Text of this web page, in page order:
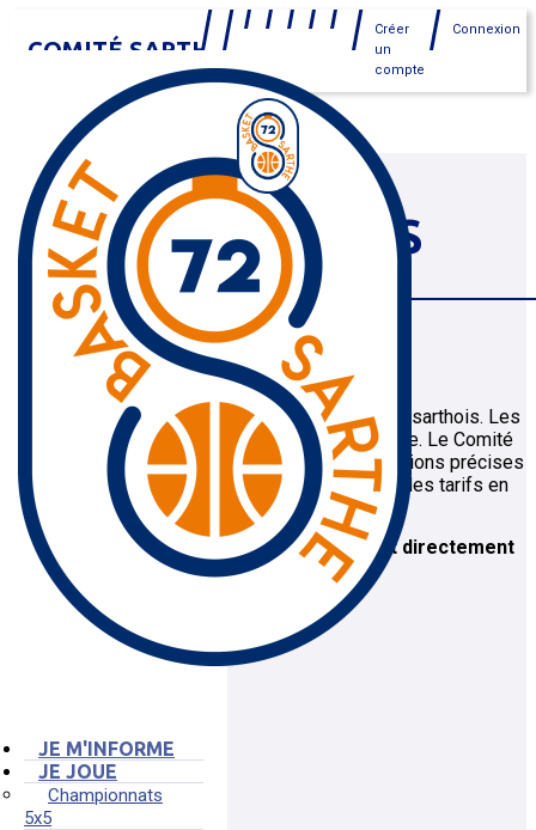
COMITÉ SARTHE
Créer
un
compte
Connexion
JE M'INFORME
JE JOUE
Championnats
5x5
MENU
LISTE DES CLUBS
SARTHOIS
Les clubs sarthois
Vous trouverez ci-dessous la liste des clubs sarthois. Les
pratiques et les tarifs varient d'un club à l'autre. Le Comité
n'est pas en mesure de répondre à des questions précises
sur le fonctionnement, la place disponible ou les tarifs en
vigueur dans chaque club.
Pour plus d'informations prenez contact directement
avec le club près de chez vous.
Liste des clubs